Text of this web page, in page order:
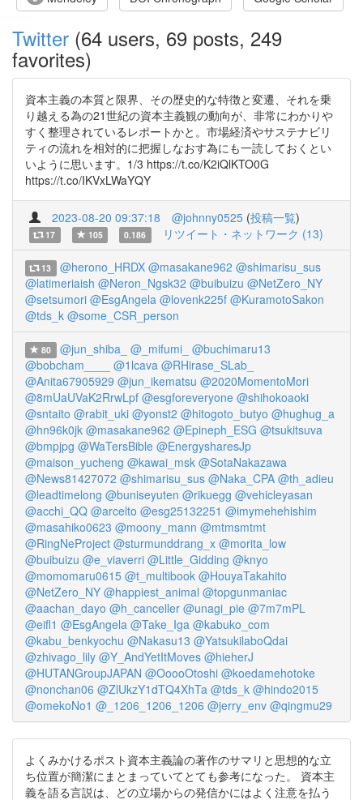
Twitter (64 users, 69 posts, 249
favorites)
資本主義の本質と限界、その歴史的な特徴と変遷、それを乗
り越える為の21世紀の資本主義観の動向が、非常にわかりや
すく整理されているレポートかと。市場経済やサステナビリ
ティの流れを相対的に把握しなおす為にも一読しておくとい
いように思います。1/3 https://t.co/K2iQlKTO0G
https://t.co/IKVxLWaYQY
2023-08-20 09:37:18 @johnny0525 (投稿一覧)
17 105 0.186 リツイート・ネットワーク (13)
13 @herono_HRDX @masakane962 @shimarisu_sus
@latimeriaish @Neron_Ngsk32 @buibuizu @NetZero_NY
@setsumori @EsgAngela @lovenk225f @KuramotoSakon
@tds_k @some_CSR_person
80 @jun_shiba_ @_mifumi_ @buchimaru13
@bobcham____
@1lcava @RHirase_SLab_
@Anita67905929 @jun_ikematsu @2020MomentoMori
@8mUaUVaK2RrwLpf @esgforeveryone @shihokoaoki
@sntaito @rabit_uki @yonst2 @hitogoto_butyo @hughug_a
@hn96k0jk @masakane962 @Epineph_ESG @tsukitsuva
@bmpjpg @WaTersBible @EnergysharesJp
@maison_yucheng @kawai_msk @SotaNakazawa
@News81427072 @shimarisu_sus @Naka_CPA @th_adieu
@leadtimelong @buniseyuten @rikuegg @vehicleyasan
@acchi_QQ @arcelto @esg25132251 @imymehehishim
@masahiko0623 @moony_mann @mtmsmtmt
@RingNeProject @sturmunddrang_x @morita_low
@buibuizu @e_viaverri @Little_Gidding @knyo
@momomaru0615 @t_multibook @HouyaTakahito
@NetZero_NY @happiest_animal @topgunmaniac
@aachan_dayo @h_canceller @unagi_pie @7m7mPL
@eifl1 @EsgAngela @Take_Iga @kabuko_com
@kabu_benkyochu @Nakasu13 @YatsukilaboQdai
@zhivago_lily @Y_AndYetItMoves @hieherJ
@HUTANGroupJAPAN @OoooOtoshi @koedamehotoke
@nonchan06 @ZlUkzY1dTQ4XhTa @tds_k @hindo2015
@omekoNo1 @_1206_1206_1206 @jerry_env @qingmu29
よくみかけるポスト資本主義論の著作のサマリと思想的な立
ち位置が簡潔にまとまっていてとても参考になった。 資本主
義を語る言説は、どの立場からの発信かにはよく注意を払う